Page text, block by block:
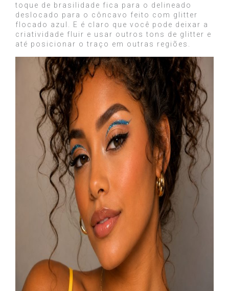
toque de brasilidade fica para o delineado
deslocado para o côncavo feito com glitter
flocado azul. E é claro que você pode deixar a
criatividade fluir e usar outros tons de glitter e
até posicionar o traço em outras regiões.